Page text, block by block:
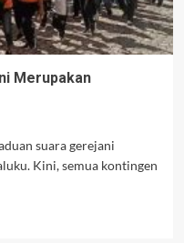
Merupakan
suara gerejani
Kini, semua kontingen